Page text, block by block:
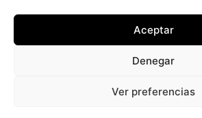
Aceptar
Denegar
Ver preferencias
automóviles - C/ Fernández de la Hoz 70,